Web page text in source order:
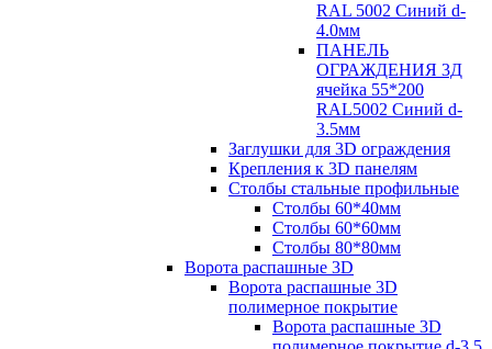
RAL 5002 Синий d-
4.0мм
ПАНЕЛЬ
ОГРАЖДЕНИЯ 3Д
ячейка 55*200
RAL5002 Синий d-
3.5мм
Заглушки для 3D ограждения
Крепления к 3D панелям
Столбы стальные профильные
Столбы 60*40мм
Столбы 60*60мм
Столбы 80*80мм
Ворота распашные 3D
Ворота распашные 3D
полимерное покрытие
Ворота распашные 3D